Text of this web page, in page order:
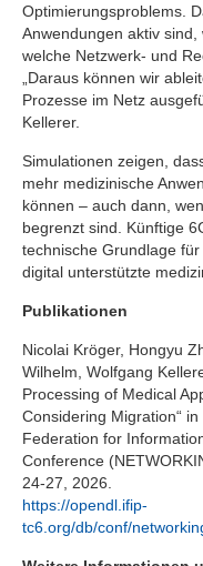
Optimierungsproblems.
Anwendungen aktiv
welche Netzwerk- und
„Daraus können wir
Prozesse im Netz
Kellerer.
Simulationen zeigen,
mehr medizinische
können – auch dann,
begrenzt sind. Künftige
technische Grundlage
digital unterstützte
Publikationen
Nicolai Kröger, Hongyu
Wilhelm, Wolfgang
Processing of Medical
Considering Migration“
Federation for
Conference
24-27, 2026.
https://opendl.ifip-
tc6.org/db/conf/